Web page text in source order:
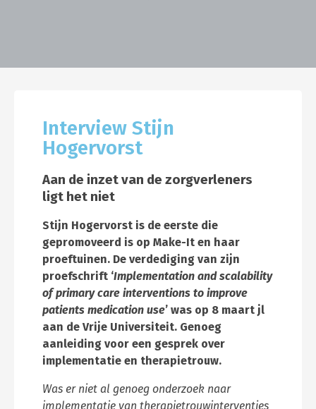
Interview Stijn
Hogervorst
Aan de inzet van de zorgverleners
ligt het niet
Stijn Hogervorst is de eerste die
gepromoveerd is op Make-It en haar
proeftuinen. De verdediging van zijn
proefschrift ‘Implementation and scalability
of primary care interventions to improve
patients medication use’ was op 8 maart jl
aan de Vrije Universiteit. Genoeg
aanleiding voor een gesprek over
implementatie en therapietrouw.
Was er niet al genoeg onderzoek naar
implementatie van therapietrouwinterventies